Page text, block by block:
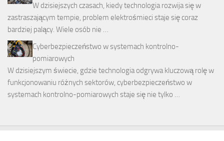
W dzisiejszych czasach, kiedy technologia rozwija się w
zastraszającym tempie, problem elektrośmieci staje się coraz
bardziej palący. Wiele osób nie …
Cyberbezpieczeństwo w systemach kontrolno-
pomiarowych
W dzisiejszym świecie, gdzie technologia odgrywa kluczową rolę w
funkcjonowaniu różnych sektorów, cyberbezpieczeństwo w
systemach kontrolno-pomiarowych staje się nie tylko …